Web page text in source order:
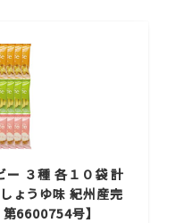
３種 各１０袋 計
ょうゆ味 紀州産完
6600754号】